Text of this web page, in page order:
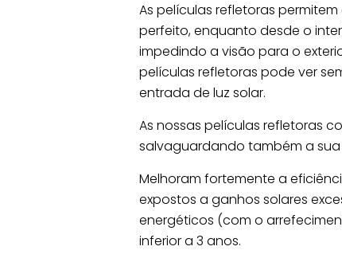
As películas refletoras
perfeito, enquanto desde o
impedindo a visão para o
películas refletoras pode ver
entrada de luz solar.
As nossas películas refletoras
salvaguardando também a
Melhoram fortemente a
expostos a ganhos solares
energéticos (com o
inferior a 3 anos.